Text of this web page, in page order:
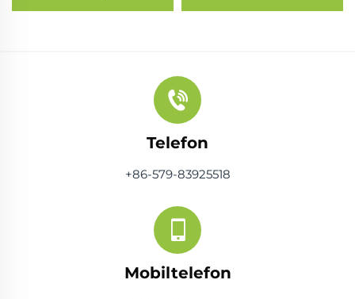
középpont ágy (3 az 1-
Telefon
+86-579-83925518
Mobiltelefon